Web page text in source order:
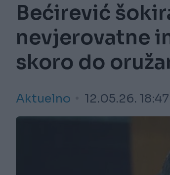
Bećirević
nevjerovatne
skoro do
Aktuelno 12.05.26. 18:47